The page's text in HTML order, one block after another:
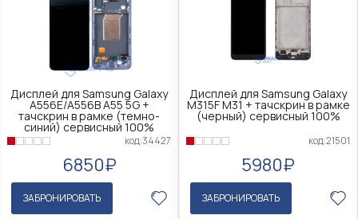
Дисплей для Samsung Galaxy
A556E/A556B A55 5G +
тачскрин в рамке (темно-
синий) сервисный 100%
код:34427
6850₽
ЗАБРОНИРОВАТЬ
Дисплей для Samsung Galaxy
M315F M31 + тачскрин в рамке
(черный) сервисный 100%
код:21501
5980₽
ЗАБРОНИРОВАТЬ